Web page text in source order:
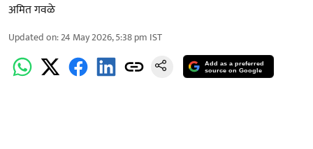
अमित गवळे
Updated on:24 May 2026, 5:38 pm IST
Add as a preferred
source on Google